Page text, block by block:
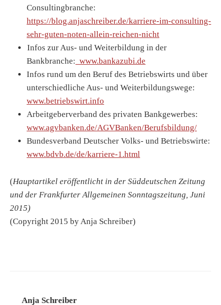
Consultingbranche:
https://blog.anjaschreiber.de/karriere-im-consulting-
sehr-guten-noten-allein-reichen-nicht
Infos zur Aus- und Weiterbildung in der
Bankbranche: www.bankazubi.de
Infos rund um den Beruf des Betriebswirts und über
unterschiedliche Aus- und Weiterbildungswege:
www.betriebswirt.info
Arbeitgeberverband des privaten Bankgewerbes:
www.agvbanken.de/AGVBanken/Berufsbildung/
Bundesverband Deutscher Volks- und Betriebswirte:
www.bdvb.de/de/karriere-1.html
(Hauptartikel eröffentlicht in der Süddeutschen Zeitung
und der Frankfurter Allgemeinen Sonntagszeitung, Juni
2015)
(Copyright 2015 by Anja Schreiber)
Anja Schreiber